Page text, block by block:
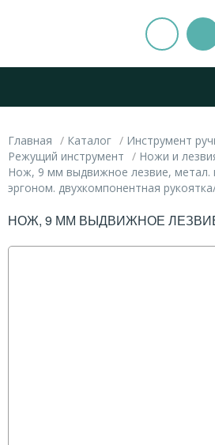
Главная Каталог
Инструмент
Режущий инструмент
Ножи и
Нож, 9 мм выдвижное лезвие, метал.
эргоном. двухкомпонентная
НОЖ, 9 ММ ВЫДВИЖНОЕ